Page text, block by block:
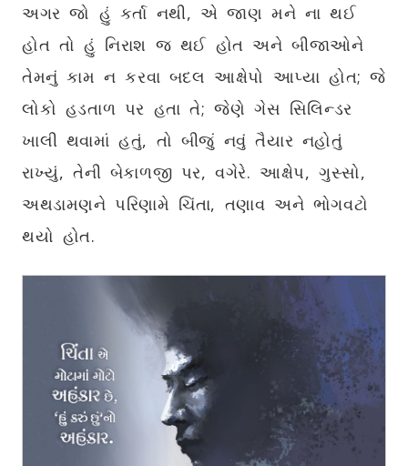
અગર જો હું કર્તા નથી, એ જાણ મને ના થઈ
હોત તો હું નિરાશ જ થઈ હોત અને બીજાઓને
તેમનું કામ ન કરવા બદલ આક્ષેપો આપ્યા હોત; જે
લોકો હડતાળ પર હતા તે; જેણે ગેસ સિલિન્ડર
ખાલી થવામાં હતું, તો બીજું નવું તૈયાર નહોતું
રાખ્યું, તેની બેકાળજી પર, વગેરે. આક્ષેપ, ગુસ્સો,
અથડામણને પરિણામે ચિંતા, તણાવ અને ભોગવટો
થયો હોત.